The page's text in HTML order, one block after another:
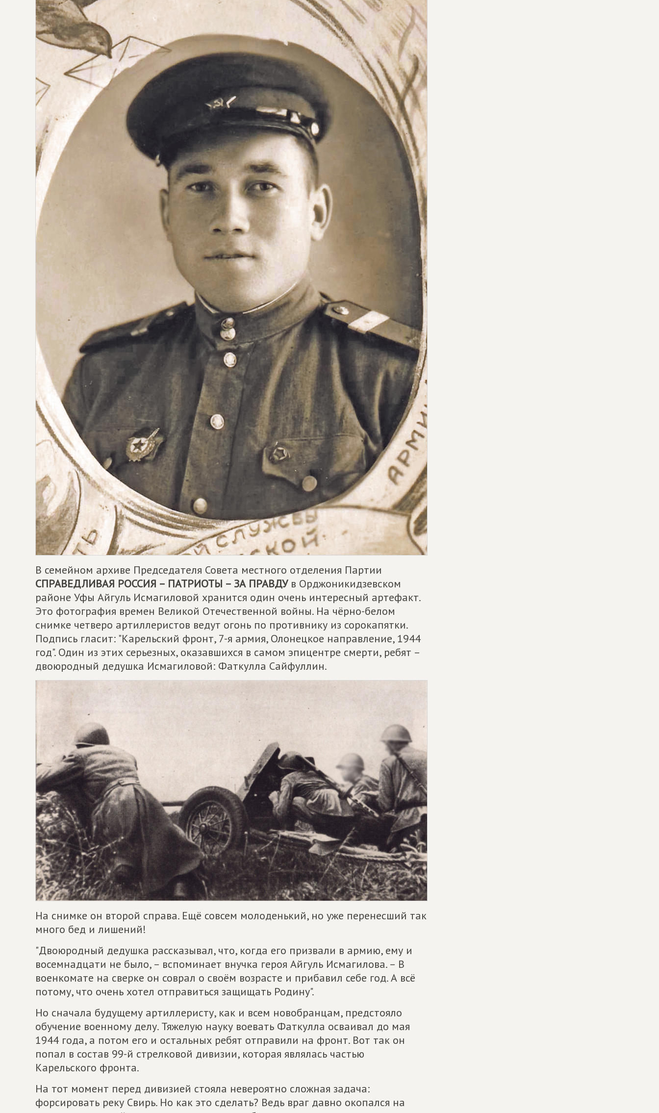
В семейном архиве Председателя Совета местного отделения Партии
СПРАВЕДЛИВАЯ РОССИЯ – ПАТРИОТЫ – ЗА ПРАВДУв Орджоникидзевском
районе Уфы Айгуль Исмагиловой хранится один очень интересный артефакт.
Это фотография времен Великой Отечественной войны. На чёрно-белом
снимке четверо артиллеристов ведут огонь по противнику из сорокапятки.
Подпись гласит: "Карельский фронт, 7-я армия, Олонецкое направление, 1944
год". Один из этих серьезных, оказавшихся в самом эпицентре смерти, ребят –
двоюродный дедушка Исмагиловой: Фаткулла Сайфуллин.
На снимке он второй справа. Ещё совсем молоденький, но уже перенесший так
много бед и лишений!
"Двоюродный дедушка рассказывал, что, когда его призвали в армию, ему и
восемнадцати не было, – вспоминает внучка героя Айгуль Исмагилова. – В
военкомате на сверке он соврал о своём возрасте и прибавил себе год. А всё
потому, что очень хотел отправиться защищать Родину".
Но сначала будущему артиллеристу, как и всем новобранцам, предстояло
обучение военному делу. Тяжелую науку воевать Фаткулла осваивал до мая
1944 года, а потом его и остальных ребят отправили на фронт. Вот так он
попал в состав 99-й стрелковой дивизии, которая являлась частью
Карельского фронта.
На тот момент перед дивизией стояла невероятно сложная задача:
форсировать реку Свирь. Но как это сделать? Ведь враг давно окопался на